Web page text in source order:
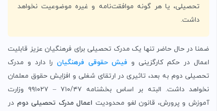
تحصیلی، یا هر گونه موافقت‌نامه و غیره موضوعیت نخواهد
داشت.
ضمنا در حال حاضر تنها یک مدرک تحصیلی برای فرهنگیان عزیز قابلیت
اعمال در حکم کارگزینی و فیش حقوقی فرهنگیان را دارد و مدرک
تحصیلی دوم به بعد، تاثیری در ارتقای شغلی و افزایش حقوق معلمان
نخواهد داشت. البته بر اساس بخشنامه ۷۱۰/۴۷ – ۹۹۱۰۲۷ وزارت
آموزش و پرورش، قانون لغو محدودیت اعمال مدرک تحصیلی دوم در